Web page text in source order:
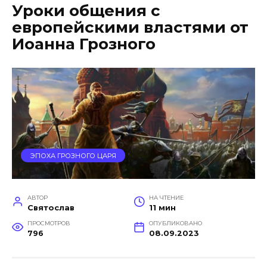
Уроки общения с
европейскими властями от
Иоанна Грозного
ЭПОХА ГРОЗНОГО ЦАРЯ
АВТОР
Святослав
НА ЧТЕНИЕ
11 мин
ПРОСМОТРОВ
796
ОПУБЛИКОВАНО
08.09.2023